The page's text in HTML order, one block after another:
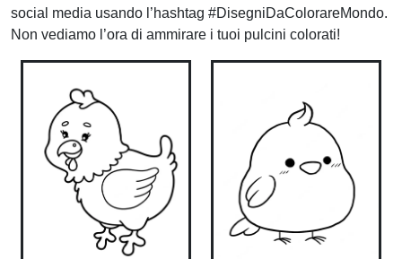
social media usando l’hashtag #DisegniDaColorareMondo.
Non vediamo l’ora di ammirare i tuoi pulcini colorati!